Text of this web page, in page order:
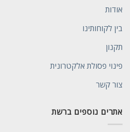
אודות
בין לקוחותינו
תקנון
פינוי פסולת אלקטרונית
צור קשר
אתרים נוספים ברשת